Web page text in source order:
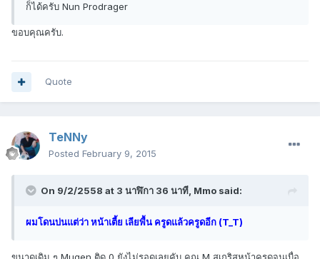
ก็ได้ครับ Nun Prodrager
ขอบคุณครับ.
Quote
TeNNy
Posted February 9, 2015
On 9/2/2558 at 3 นาฬิกา 36 นาที, Mmo said:
ผมโดนบ่นแต่ว่า หน้าเตี้ย เลียพื้น ครูดแล้วครูดอีก (T_T)